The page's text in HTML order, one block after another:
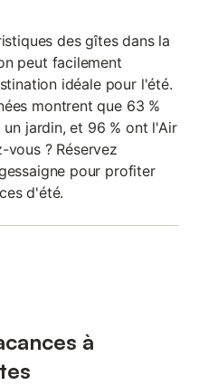
des gîtes dans la
peut facilement
idéale pour l'été.
montrent que 63 %
jardin, et 96 % ont l'Air
vous ? Réservez
pour profiter
d'été.
à